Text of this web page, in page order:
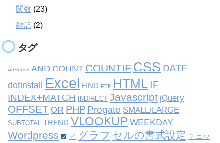
関数 (23)
雑記 (2)
タグ
AdSense AND COUNT COUNTIF CSS DATE
dotinstall Excel FIND FTP HTML IF
INDEX+MATCH INDIRECT Javascript jQuery
OFFSET OR PHP Progate SMALL/LARGE
SUBTOTAL TREND VLOOKUP WEEKDAY
Wordpress ✓ グラフ セルの書式設定 チェッ